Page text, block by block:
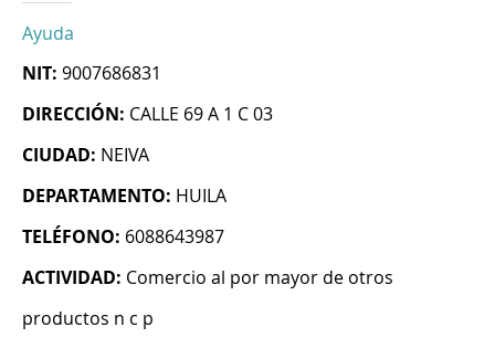
Ayuda
NIT: 9007686831
DIRECCIÓN: CALLE 69 A 1 C 03
CIUDAD: NEIVA
DEPARTAMENTO: HUILA
TELÉFONO: 6088643987
ACTIVIDAD: Comercio al por mayor de otros
productos n c p